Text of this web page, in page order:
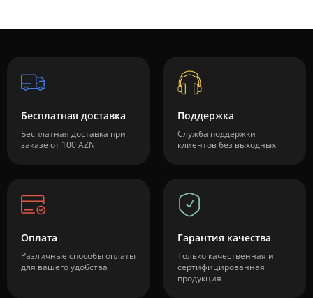
Бесплатная доставка
Бесплатная доставка при
заказе от 100 AZN
Поддержка
Служба поддержки
клиентов без выходных
Оплата
Различные способы оплаты
для вашего удобства
Гарантия качества
Только качественная и
сертифицированная
продукция